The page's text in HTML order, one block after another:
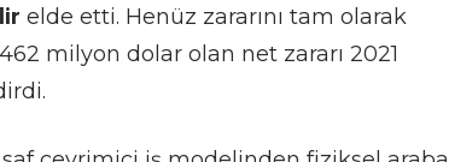
elde etti. Henüz zararını tam olarak
milyon dolar olan net zararı 2021